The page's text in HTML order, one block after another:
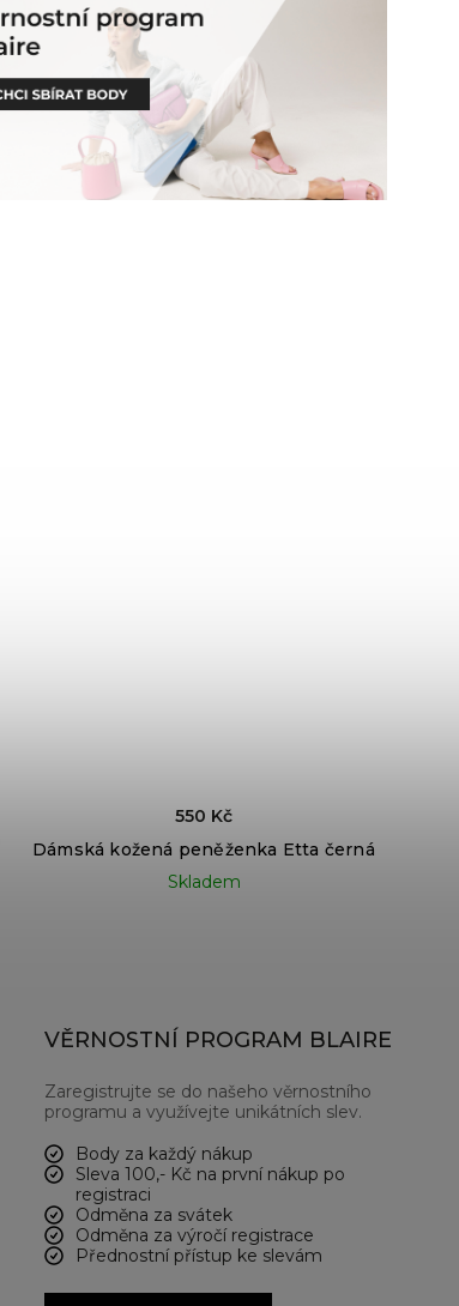
Dámská kožená peněženka Etta černá
Skladem
550 Kč
VĚRNOSTNÍ PROGRAM BLAIRE
Zaregistrujte se do našeho věrnostního
programu a využívejte unikátních slev.
Body za každý nákup
Sleva 100,- Kč na první nákup po
registraci
Odměna za svátek
Odměna za výročí registrace
Přednostní přístup ke slevám